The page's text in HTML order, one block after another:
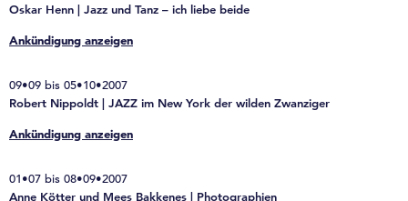
Oskar Henn | Jazz und Tanz – ich liebe beide
Ankündigung anzeigen
09•09 bis 05•10•2007
Robert Nippoldt | JAZZ im New York der wilden Zwanziger
Ankündigung anzeigen
01•07 bis 08•09•2007
Anne Kötter und Mees Bakkenes | Photographien